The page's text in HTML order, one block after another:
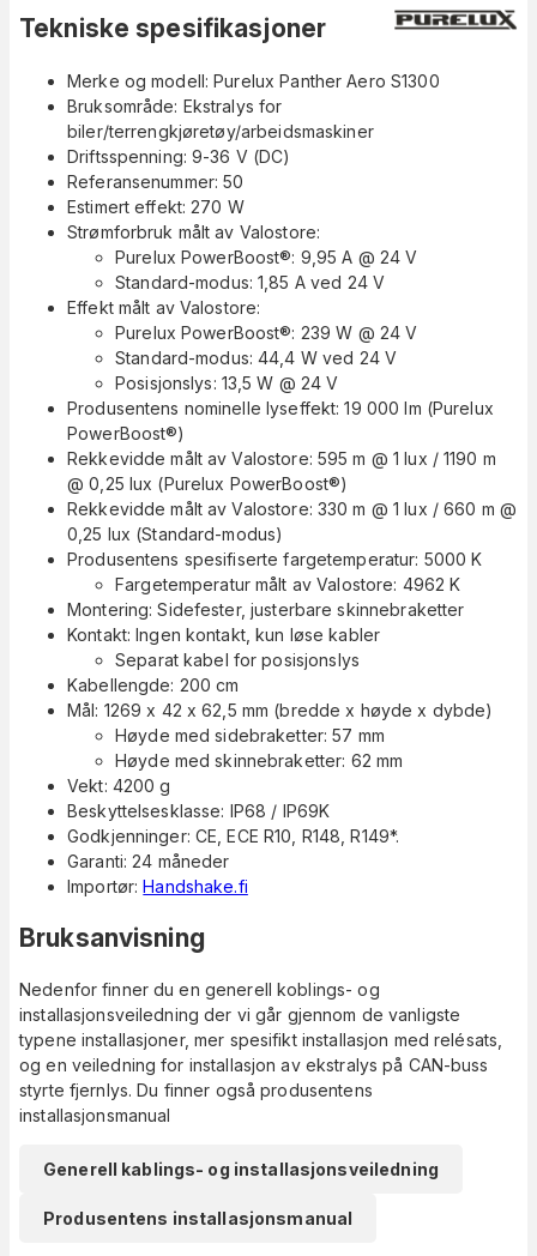
Tekniske spesifikasjoner
Merke og modell: Purelux Panther Aero S1300
Bruksområde: Ekstralys for
biler/terrengkjøretøy/arbeidsmaskiner
Driftsspenning: 9-36 V (DC)
Referansenummer: 50
Estimert effekt: 270 W
Strømforbruk målt av Valostore:
Purelux PowerBoost®: 9,95 A @ 24 V
Standard-modus: 1,85 A ved 24 V
Effekt målt av Valostore:
Purelux PowerBoost®: 239 W @ 24 V
Standard-modus: 44,4 W ved 24 V
Posisjonslys: 13,5 W @ 24 V
Produsentens nominelle lyseffekt: 19 000 lm (Purelux
PowerBoost®)
Rekkevidde målt av Valostore: 595 m @ 1 lux / 1190 m
@ 0,25 lux (Purelux PowerBoost®)
Rekkevidde målt av Valostore: 330 m @ 1 lux / 660 m @
0,25 lux (Standard-modus)
Produsentens spesifiserte fargetemperatur: 5000 K
Fargetemperatur målt av Valostore: 4962 K
Montering: Sidefester, justerbare skinnebraketter
Kontakt: Ingen kontakt, kun løse kabler
Separat kabel for posisjonslys
Kabellengde: 200 cm
Mål: 1269 x 42 x 62,5 mm (bredde x høyde x dybde)
Høyde med sidebraketter: 57 mm
Høyde med skinnebraketter: 62 mm
Vekt: 4200 g
Beskyttelsesklasse: IP68 / IP69K
Godkjenninger: CE, ECE R10, R148, R149*.
Garanti: 24 måneder
Importør:Handshake.fi
Bruksanvisning
Nedenfor finner du en generell koblings- og
installasjonsveiledning der vi går gjennom de vanligste
typene installasjoner, mer spesifikt installasjon med relésats,
og en veiledning for installasjon av ekstralys på CAN-buss
styrte fjernlys. Du finner også produsentens
installasjonsmanual
Generell kablings- og installasjonsveiledning
Produsentens installasjonsmanual